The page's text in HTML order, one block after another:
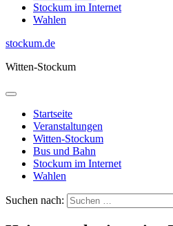
Stockum im Internet
Wahlen
stockum.de
Witten-Stockum
Startseite
Veranstaltungen
Witten-Stockum
Bus und Bahn
Stockum im Internet
Wahlen
Suchen nach: